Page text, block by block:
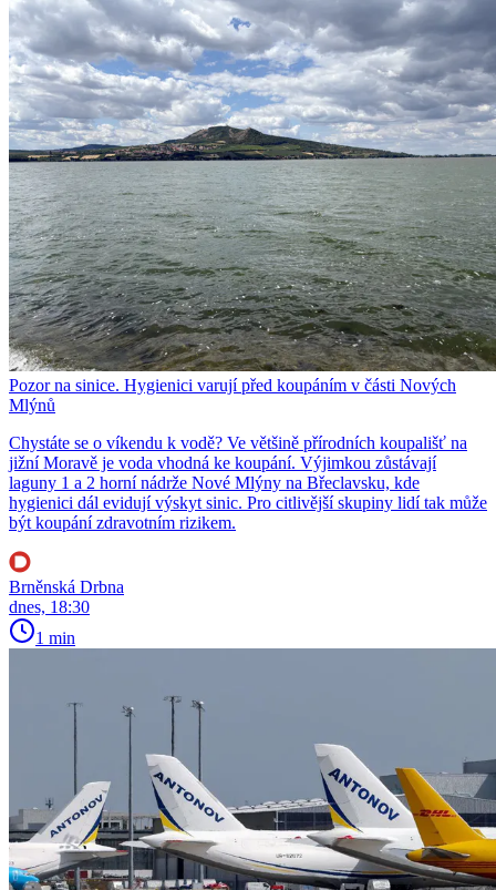
Pozor na sinice. Hygienici varují před koupáním v části Nových
Mlýnů
Chystáte se o víkendu k vodě? Ve většině přírodních koupališť na
jižní Moravě je voda vhodná ke koupání. Výjimkou zůstávají
laguny 1 a 2 horní nádrže Nové Mlýny na Břeclavsku, kde
hygienici dál evidují výskyt sinic. Pro citlivější skupiny lidí tak může
být koupání zdravotním rizikem.
Brněnská Drbna
dnes, 18:30
1 min